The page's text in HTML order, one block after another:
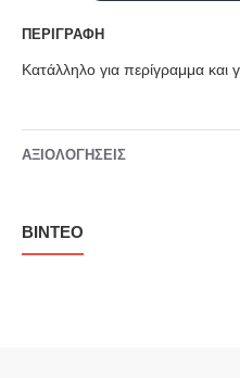
ΠΕΡΙΓΡΑΦΉ
Κατάλληλο για περίγραμμα και
ΑΞΙΟΛΟΓΉΣΕΙΣ
ΒΊΝΤΕΟ